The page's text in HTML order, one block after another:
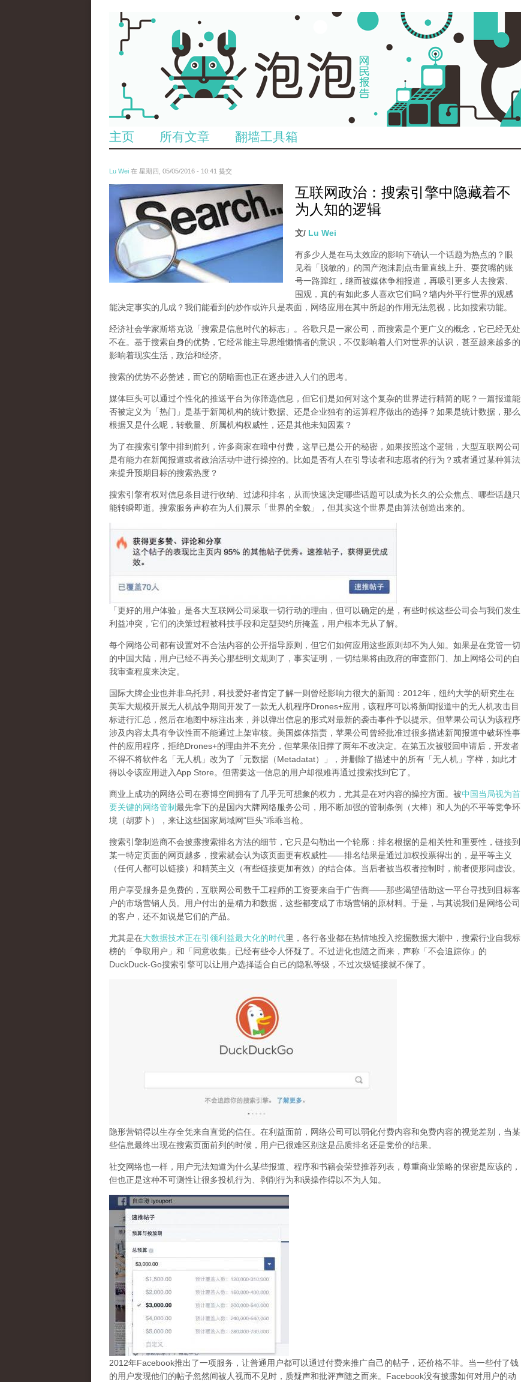
主页 所有文章 翻墙工具箱
Lu Wei 在 星期四, 05/05/2016 - 10:41 提交
wen_tou_tu_3.jpeg
互联网政治：搜索引擎中隐藏着不
为人知的逻辑
文/ Lu Wei
有多少人是在马太效应的影响下确认一个话题为热点的？眼
见着「脱敏的」的国产泡沫剧点击量直线上升、耍贫嘴的账
号一路蹿红，继而被媒体争相报道，再吸引更多人去搜索、
围观，真的有如此多人喜欢它们吗？墙内外平行世界的观感
能决定事实的几成？我们能看到的炒作或许只是表面，网络应用在其中所起的作用无法忽视，比如搜索功能。
经济社会学家斯塔克说「搜索是信息时代的标志」。谷歌只是一家公司，而搜索是个更广义的概念，它已经无处
不在。基于搜索自身的优势，它经常能主导思维懒惰者的意识，不仅影响着人们对世界的认识， 甚至越来越多的
影响着现实生活，政治和经济。
搜索的优势不必赘述，而它的阴暗面也正在逐步进入人们的思考。
媒体巨头可以通过个性化的推送平台为你筛选信息，但它们是如何对这个复杂的世界进行精简的呢？一篇报道能
否被定义为「热门」是基于新闻机构的统计数据、还是企业独有的运算程序做出的选择？如果是统计数据，那么
根据又是什么呢，转载量、所属机构权威性，还是其他未知因素？
为了在搜索引擎中排到前列，许多商家在暗中付费，这早已是公开的秘密，如果按照这个逻辑，大型互联网公司
是有能力在新闻报道或者政治活动中进行操控的。比如是否有人在引导读者和志愿者的行为？或者通过某种算法
来提升预期目标的搜索热度？
搜索引擎有权对信息条目进行收纳、过滤和排名，从而快速决定哪些话题可以成为长久的公众焦点、哪些话题只
能转瞬即逝。搜索服务声称在为人们展示「世界的全貌」，但其实这个世界是由算法创造出来的。
「更好的用户体验」是各大互联网公司采取一切行动的理由，但可以确定的是，有些时候这些公司会与我们发生
利益冲突，它们的决策过程被科技手段和定型契约所掩盖，用户根本无从了解。
每个网络公司都有设置对不合法内容的公开指导原则，但它们如何应用这些原则却不为人知。如果是在党管一切
的中国大陆，用户已经不再关心那些明文规则了，事实证明， 一切结果将由政府的审查部门、加上网络公司的自
我审查程度来决定。
国际大牌企业也并非乌托邦，科技爱好者肯定了解一则曾经影响力很大的新闻： 2012年，纽约大学的研究生在
美军大规模开展无人机战争期间开发了一款无人机程序Drones+应用，该程序可以将新闻报道中的无人机攻击目
标进行汇总，然后在地图中标注出来，并以弹出信息的形式对最新的袭击事件予以提示。但苹果公司认为该程序
涉及内容太具有争议性而不能通过上架审核。美国媒体指责，苹果公司曾经批准过很多描述新闻报道中破坏性事
件的应用程序，拒绝Drones+的理由并不充分，但苹果依旧撑了两年不改决定。在第五次被驳回申请后，开发者
不得不将软件名「无人机」改为了「元数据（Metadatat）」，并删除了描述中的所有「无人机」字样，如此才
得以令该应用进入App Store。但需要这一信息的用户却很难再通过搜索找到它了。
商业上成功的网络公司在赛博空间拥有了几乎无可想象的权力，尤其是在对内容的操控方面。被中国当局视为首
要关键的网络管制最先拿下的是国内大牌网络服务公司 ，用不断加强的管制条例（大棒）和人为的不平等竞争环
境（胡萝卜），来让这些国家局域网“巨头”乖乖当枪。
搜索引擎制造商不会披露搜索排名方法的细节，它只是勾勒出一个轮廓：排名根据的是相关性和重要性，链接到
某一特定页面的网页越多，搜索就会认为该页面更有权威性——排名结果是通过加权投票得出的，是平等主义
（任何人都可以链接）和精英主义（有些链接更加有效）的结合体。 当后者被当权者控制时，前者便形同虚设。
用户享受服务是免费的，互联网公司数千工程师的工资要来自于广告商——那些渴望借助这一平台寻找到目标客
户的市场营销人员。用户付出的是精力和数据，这些都变成了市场营销的原材料。于是， 与其说我们是网络公司
的客户，还不如说是它们的产品。
尤其是在大数据技术正在引领利益最大化的时代里，各行各业都在热情地投入挖掘数据大潮中，搜索行业自我标
榜的「争取用户」和「同意收集」已经有些令人怀疑了。不过进化也随之而来，声称「不会追踪你」的
DuckDuck-Go搜索引擎可以让用户选择适合自己的隐私等级，不过次级链接就不保了。
隐形营销得以生存全凭来自直觉的信任。在利益面前，网络公司可以弱化付费内容和免费内容的视觉差别，当某
些信息最终出现在搜索页面前列的时候，用户已很难区别这是品质排名还是竞价的结果。
社交网络也一样， 用户无法知道为什么某些报道、程序和书籍会荣登推荐列表，尊重商业策略的保密是应该的，
但也正是这种不可测性让很多投机行为、剥削行为和误操作得以不为人知。
2012年Facebook推出了一项服务，让普通用户都可以通过付费来推广自己的帖子，还价格不菲。当一些付了钱
的用户发现他们的帖子忽然间被人视而不见时，质疑声和批评声随之而来。 Facebook没有披露如何对用户的动